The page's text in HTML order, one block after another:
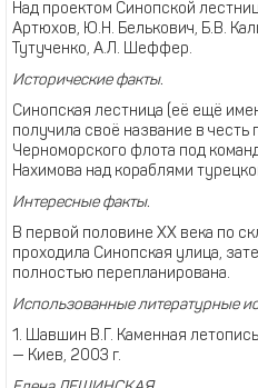
Над проектом Синопской
Артюхов, Ю.Н. Белькович, Б.В.
Тутученко, А.Л. Шеффер.
Исторические факты.
Синопская лестница (её ещё
получила своё название в
Черноморского флота под
Нахимова над кораблями
Интересные факты.
В первой половине ХХ века по
проходила Синопская улица,
полностью перепланирована.
Использованные литературные
1. Шавшин В.Г. Каменная
— Киев, 2003 г.